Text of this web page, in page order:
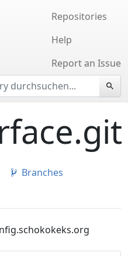
Repositories
Help
Report an Issue
Branches